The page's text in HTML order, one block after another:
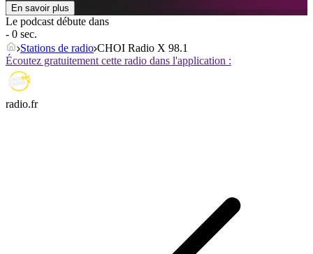
En savoir plus
Le podcast débute dans
- 0 sec.
Stations de radio CHOI Radio X 98.1
Écoutez gratuitement cette radio dans l'application :
radio.fr